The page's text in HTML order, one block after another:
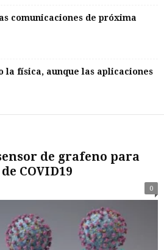
comunicaciones de próxima
la física, aunque las aplicaciones
de grafeno para
COVID19
0